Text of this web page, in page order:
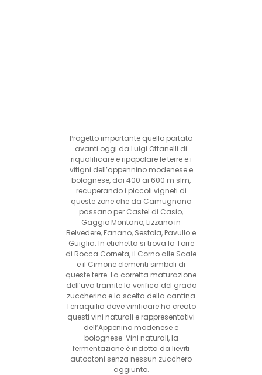
Progetto importante quello portato
avanti oggi da Luigi Ottanelli di
riqualificare e ripopolare le terre e i
vitigni dell’appennino modenese e
bolognese, dai 400 ai 600 m slm,
recuperando i piccoli vigneti di
queste zone che da Camugnano
passano per Castel di Casio,
Gaggio Montano, Lizzano in
Belvedere, Fanano, Sestola, Pavullo e
Guiglia. In etichetta si trova la Torre
di Rocca Corneta, il Corno alle Scale
e il Cimone elementi simboli di
queste terre. La corretta maturazione
dell’uva tramite la verifica del grado
zuccherino e la scelta della cantina
Terraquilia dove vinificare ha creato
questi vini naturali e rappresentativi
dell’Appenino modenese e
bolognese. Vini naturali, la
fermentazione è indotta da lieviti
autoctoni senza nessun zucchero
aggiunto.